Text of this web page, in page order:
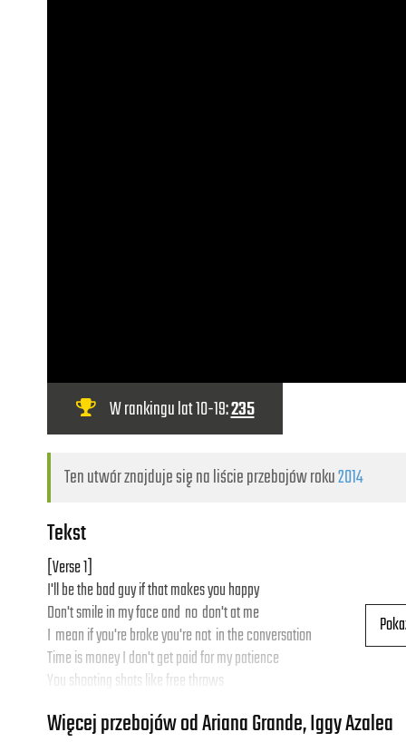
W rankingu lat 10-19:235
Ten utwór znajduje się na liście przebojów roku2014
Tekst
[Verse 1]
I'll be the bad guy if that makes you happy
Don't smile in my face and no don't at me
I mean if you're broke you're not in the conversation
Time is money I don't get paid for my patience
You shooting shots like free throws
Winning at life, this shit feeling like a cheat code
Więcej przebojów od Ariana Grande, Iggy Azalea